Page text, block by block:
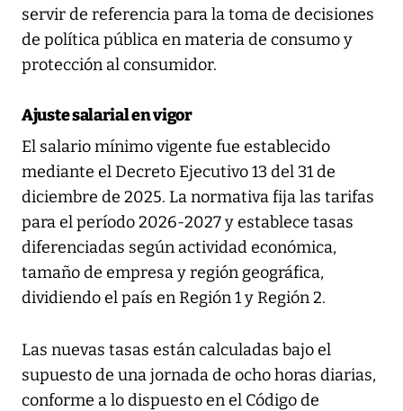
servir de referencia para la toma de decisiones
de política pública en materia de consumo y
protección al consumidor.
Ajuste salarial en vigor
El salario mínimo vigente fue establecido
mediante el Decreto Ejecutivo 13 del 31 de
diciembre de 2025. La normativa fija las tarifas
para el período 2026-2027 y establece tasas
diferenciadas según actividad económica,
tamaño de empresa y región geográfica,
dividiendo el país en Región 1 y Región 2.
Las nuevas tasas están calculadas bajo el
supuesto de una jornada de ocho horas diarias,
conforme a lo dispuesto en el Código de